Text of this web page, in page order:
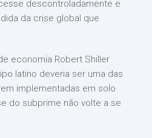
descontroladamente e
da crise global que
economia Robert Shiller
latino deveria ser uma das
implementadas em solo
do subprime não volte a se